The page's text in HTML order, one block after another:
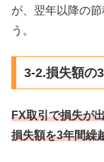
が、翌年以降の
う。
3-2.損失額の
FX取引で損失が
損失額を3年間繰